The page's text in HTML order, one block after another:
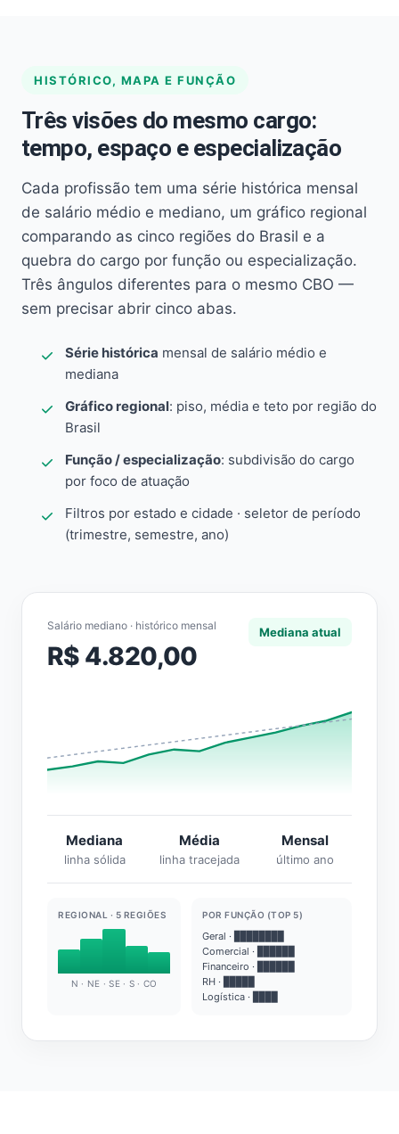
HISTÓRICO, MAPA E FUNÇÃO
Três visões do mesmo cargo:
tempo, espaço e especialização
Cada profissão tem uma série histórica mensal
de salário médio e mediano, um gráfico regional
comparando as cinco regiões do Brasil e a
quebra do cargo por função ou especialização.
Três ângulos diferentes para o mesmo CBO —
sem precisar abrir cinco abas.
Série histórica mensal de salário médio e
mediana
Gráfico regional: piso, média e teto por região do
Brasil
Função / especialização: subdivisão do cargo
por foco de atuação
Filtros por estado e cidade · seletor de período
(trimestre, semestre, ano)
Salário mediano · histórico mensal
R$ 4.820,00
Mediana atual
Mediana
linha sólida
Média
linha tracejada
Mensal
último ano
REGIONAL · 5 REGIÕES
N · NE · SE · S · CO
POR FUNÇÃO (TOP 5)
Geral · ████████
Comercial · ██████
Financeiro · ██████
RH · █████
Logística · ████